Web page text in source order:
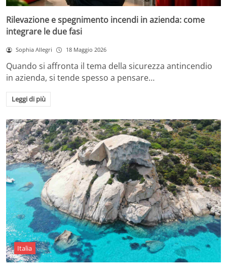
Rilevazione e spegnimento incendi in azienda: come
integrare le due fasi
Sophia Allegri 18 Maggio 2026
Quando si affronta il tema della sicurezza antincendio
in azienda, si tende spesso a pensare…
Leggi di più
Italia